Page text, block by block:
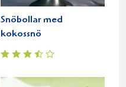
Snöbollar med
kokossnö